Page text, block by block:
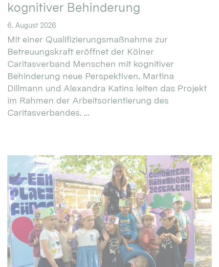
kognitiver Behinderung
6. August 2026
Mit einer Qualifizierungsmaßnahme zur
Betreuungskraft eröffnet der Kölner
Caritasverband Menschen mit kognitiver
Behinderung neue Perspektiven. Martina
Dillmann und Alexandra Katins leiten das Projekt
im Rahmen der Arbeitsorientierung des
Caritasverbandes. ...